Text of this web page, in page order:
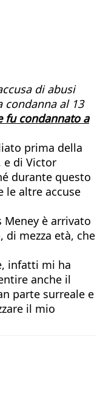
di abusi
condanna al 13
fu condannato a
prima della
e di Victor
durante questo
le altre accuse
Meney è arrivato
mezza età, che
infatti mi ha
anche il
parte surreale e
il mio